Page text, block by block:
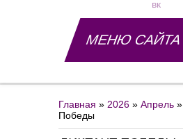
вк
МЕНЮ САЙТА
Главная » 2026 » Апрель »
Победы